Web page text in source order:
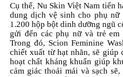
Cụ thể, Nu Skin Việt Nam tiến
dung dịch vệ sinh cho phụ nữ
1.200 hộp bột dinh dưỡng ngũ
gửi đến các phụ nữ và trẻ em
Trong đó, Scion Feminine
chiết xuất từ hạt nhãn, sẽ giúp
hoạt chất kháng khuẩn giúp
cảm giác thoải mái và sạch